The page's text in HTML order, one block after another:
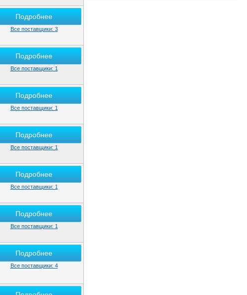
Подробнее
Все поставщики: 3
Подробнее
Все поставщики: 1
Подробнее
Все поставщики: 1
Подробнее
Все поставщики: 1
Подробнее
Все поставщики: 1
Подробнее
Все поставщики: 1
Подробнее
Все поставщики: 4